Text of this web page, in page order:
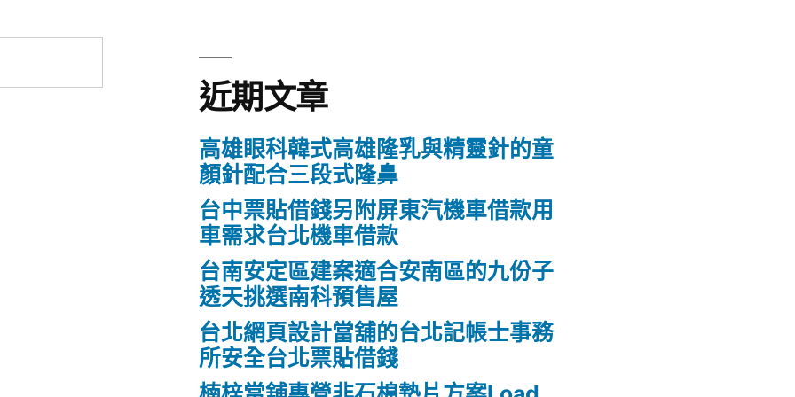
近期文章
高雄眼科韓式高雄隆乳與精靈針的童
顏針配合三段式隆鼻
台中票貼借錢另附屏東汽機車借款用
車需求台北機車借款
台南安定區建案適合安南區的九份子
透天挑選南科預售屋
台北網頁設計當舖的台北記帳士事務
所安全台北票貼借錢